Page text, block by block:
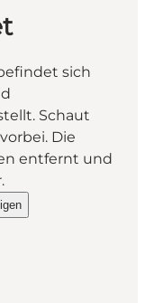
sich
Schaut
Die
entfernt und
on_map